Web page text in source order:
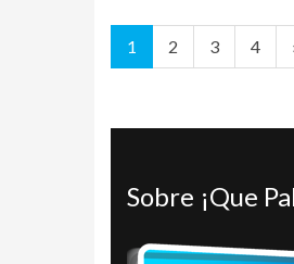
1 2 3 4
Sobre ¡Que